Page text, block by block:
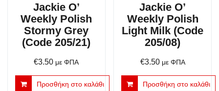
Jackie O’
Weekly Polish
Stormy Grey
(Code 205/21)
€3.50 με ΦΠΑ
Προσθήκη στο καλάθι
Jackie O’
Weekly Polish
Light Milk (Code
205/08)
€3.50 με ΦΠΑ
Προσθήκη στο καλάθι